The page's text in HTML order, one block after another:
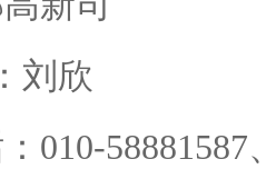
欣
58881587